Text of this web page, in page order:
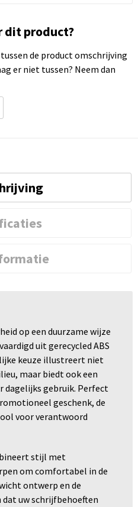
dit product?
de product omschrijving
er niet tussen? Neem dan
op een duurzame wijze
uit gerecycled ABS
keuze illustreert niet
maar biedt ook een
dagelijks gebruik. Perfect
geschenk, de
voor verantwoord
stijl met
om comfortabel in de
ontwerp en de
uw schrijfbehoeften